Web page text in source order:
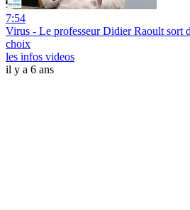
7:54
Virus - Le professeur Didier Raoult sort
choix
les infos videos
il y a 6 ans